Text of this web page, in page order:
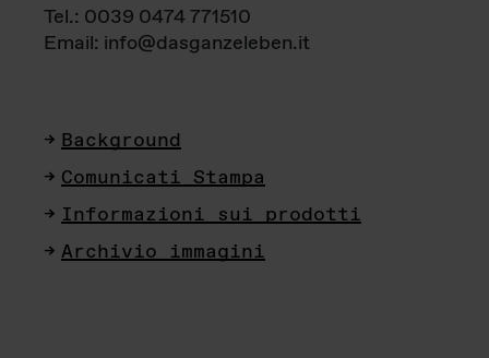
Tel.: 0039 0474 771510
Email: info@dasganzeleben.it
Background
Comunicati Stampa
Informazioni sui prodotti
Archivio immagini